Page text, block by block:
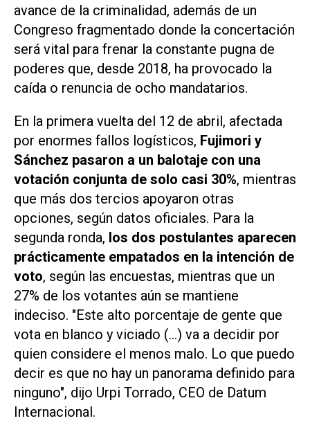
avance de la criminalidad, además de un
Congreso fragmentado donde la concertación
será vital para frenar la constante pugna de
poderes que, desde 2018, ha provocado la
caída o renuncia de ocho mandatarios.
En la primera vuelta del 12 de abril, afectada
por enormes fallos logísticos, Fujimori y
Sánchez pasaron a un balotaje con una
votación conjunta de solo casi 30%, mientras
que más dos tercios apoyaron otras
opciones, según datos oficiales. Para la
segunda ronda, los dos postulantes aparecen
prácticamente empatados en la intención de
voto, según las encuestas, mientras ​que un
27% de los votantes ⁠aún se mantiene
indeciso. "Este alto porcentaje de gente que
vota en blanco y viciado (...) va a decidir por
‌quien considere el menos malo. Lo que puedo
decir es que no hay un panorama ⁠definido para
ninguno", dijo Urpi Torrado, CEO de Datum
Internacional.